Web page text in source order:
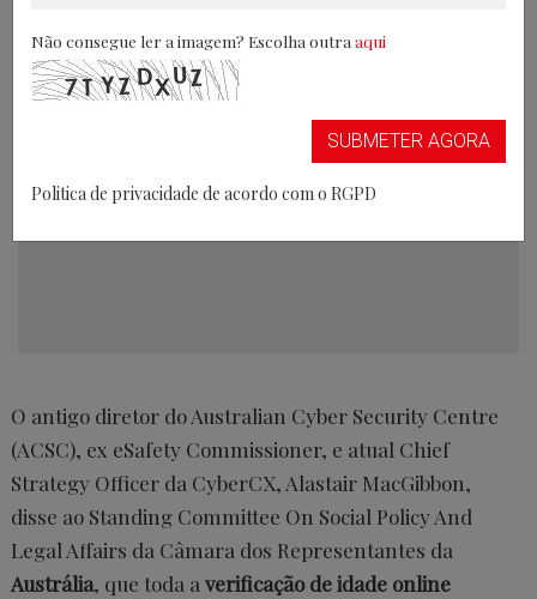
06/12/2019
O antigo diretor do Australian Cyber Security Centre
(ACSC), ex eSafety Commissioner, e atual Chief
Strategy Officer da CyberCX, Alastair MacGibbon,
disse ao Standing Committee On Social Policy And
Legal Affairs da Câmara dos Representantes da
Austrália, que toda a verificação de idade online
Não consegue ler a imagem? Escolha outra aqui
SUBMETER AGORA
Politica de privacidade de acordo com o RGPD